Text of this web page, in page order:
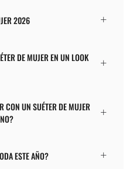
2026
DE MUJER EN UN LOOK
CON UN SUÉTER DE MUJER
ESTE AÑO?